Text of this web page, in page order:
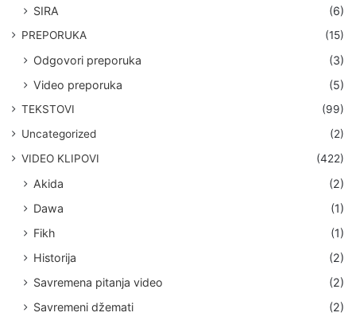
SIRA
(6)
PREPORUKA (15)
Odgovori preporuka
(3)
Video preporuka
(5)
TEKSTOVI
(99)
Uncategorized
(2)
VIDEO KLIPOVI
(422)
Akida
(2)
Dawa
(1)
Fikh
(1)
Historija
(2)
Savremena pitanja video
(2)
Savremeni džemati
(2)